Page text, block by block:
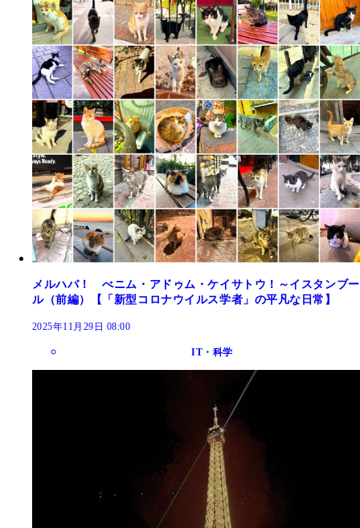
メルハバ！ べニム・アドゥム・ケイサトウ！～イスタンブー
ル（前編）【「新型コロナウイルス学者」の平凡な日常】
2025年11月29日 08:00
IT・科学